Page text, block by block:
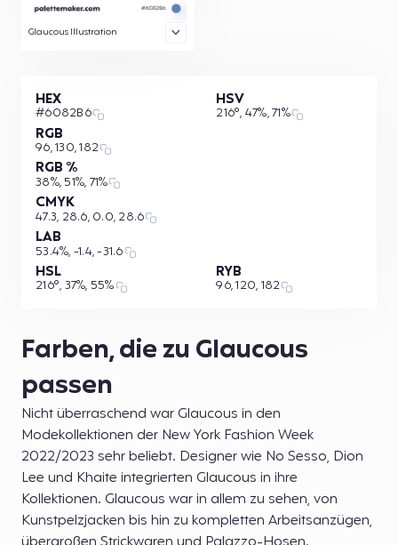
Glaucous Illustration
Farben, die zu Glaucous
passen
Nicht überraschend war Glaucous in den
Modekollektionen der New York Fashion Week
2022/2023 sehr beliebt. Designer wie No Sesso, Dion
Lee und Khaite integrierten Glaucous in ihre
Kollektionen. Glaucous war in allem zu sehen, von
Kunstpelzjacken bis hin zu kompletten Arbeitsanzügen,
HEX
#6082B6
RGB
96, 130, 182
RGB %
38%, 51%, 71%
CMYK
47.3, 28.6, 0.0, 28.6
LAB
53.4%, -1.4, -31.6
HSL
216°, 37%, 55%
HSV
216°, 47%, 71%
RYB
96, 120, 182